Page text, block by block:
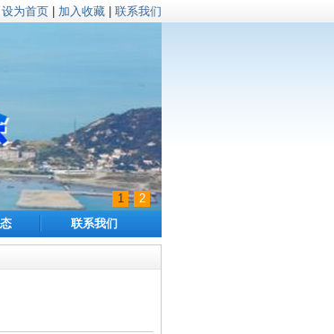
设为首页 加入收藏 联系我们
1
2
联系我们